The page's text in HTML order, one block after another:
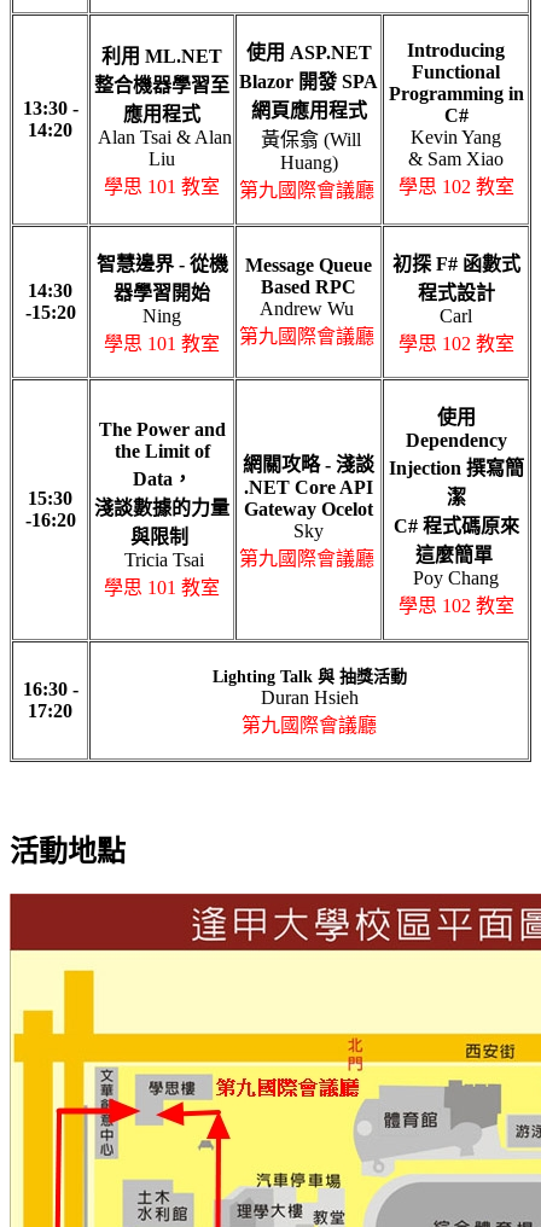
13:30 -
14:20
利用 ML.NET
整合機器學習至
應用程式
Alan Tsai & Alan
Liu
學思 101 教室
使用 ASP.NET
Blazor 開發 SPA
網頁應用程式
黃保翕 (Will
Huang)
第九國際會議廳
Introducing
Functional
Programming in
C#
Kevin Yang
& Sam Xiao
學思 102 教室
14:30
-15:20
智慧邊界 - 從機
器學習開始
Ning
學思 101 教室
Message Queue
Based RPC
Andrew Wu
第九國際會議廳
初探 F# 函數式
程式設計
Carl
學思 102 教室
15:30
-16:20
The Power and
the Limit of
Data，
淺談數據的力量
與限制
Tricia Tsai
學思 101 教室
網關攻略 - 淺談
.NET Core API
Gateway Ocelot
Sky
第九國際會議廳
使用
Dependency
Injection 撰寫簡
潔
C# 程式碼原來
這麼簡單
Poy Chang
學思 102 教室
16:30 -
17:20
Lighting Talk 與 抽獎活動
Duran Hsieh
第九國際會議廳
活動地點